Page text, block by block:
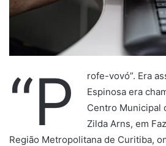
“P
rofe-vovó”. Era
Espinosa era
Centro Municipal
Zilda Arns, em
Região Metropolitana de Curitiba,